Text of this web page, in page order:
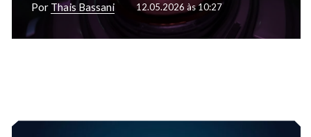
Por Thais Bassani 12.05.2026 às 10:27